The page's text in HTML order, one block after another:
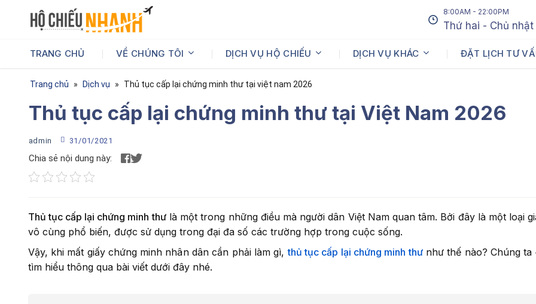
8:00AM - 22:00PM
Thứ hai - Chủ nhật
TRANG CHỦ VỀ CHÚNG TÔI DỊCH VỤ HỘ CHIẾU DỊCH VỤ KHÁC ĐẶT LỊCH TƯ
Trang chủ » Dịch vụ » Thủ tục cấp lại chứng minh thư tại việt nam 2026
Thủ tục cấp lại chứng minh thư tại Việt Nam 2026
admin 31/01/2021
Chia sẻ nội dung này:
Thủ tục cấp lại chứng minh thưlà một trong những điều mà người dân Việt Nam quan tâm. Bởi đây là một loại
vô cùng phổ biến, được sử dụng trong đại đa số các trường hợp trong cuộc sống.
Vậy, khi mất giấy chứng minh nhân dân cần phải làm gì,thủ tục cấp lại chứng minh thưnhư thế nào? Chúng ta
tìm hiểu thông qua bài viết dưới đây nhé.
Họ và tên
Nhập số điện thoại cần được tư vấn
Dịch vụ cần tư vấn *